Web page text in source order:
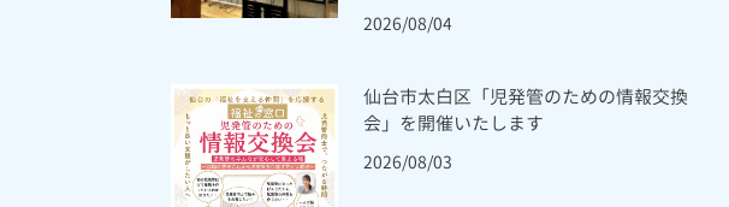
2026/08/04
仙台市太白区「児発管のための情報交換
会」を開催いたします
2026/08/03